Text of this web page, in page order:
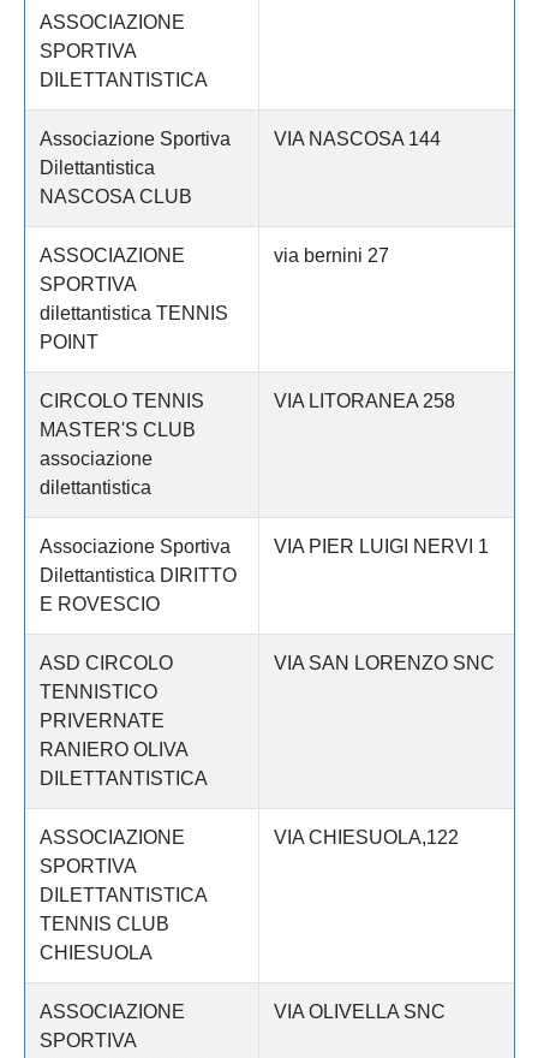
ASSOCIAZIONE
SPORTIVA
DILETTANTISTICA
Associazione Sportiva
Dilettantistica
NASCOSA CLUB
VIA NASCOSA 144
ASSOCIAZIONE
SPORTIVA
dilettantistica TENNIS
POINT
via bernini 27
CIRCOLO TENNIS
MASTER'S CLUB
associazione
dilettantistica
VIA LITORANEA 258
Associazione Sportiva
Dilettantistica DIRITTO
E ROVESCIO
VIA PIER LUIGI NERVI 1
ASD CIRCOLO
TENNISTICO
PRIVERNATE
RANIERO OLIVA
DILETTANTISTICA
VIA SAN LORENZO SNC
ASSOCIAZIONE
SPORTIVA
DILETTANTISTICA
TENNIS CLUB
CHIESUOLA
VIA CHIESUOLA,122
ASSOCIAZIONE
SPORTIVA
VIA OLIVELLA SNC